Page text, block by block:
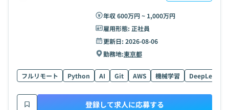
年収 600万円 ~ 1,000万円
雇用形態: 正社員
更新日: 2026-08-06
勤務地:東京都
フルリモート Python AI Git AWS 機械学習
登録して求人に応募する